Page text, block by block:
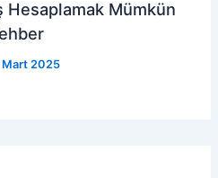
Mümkün
Mart 2025